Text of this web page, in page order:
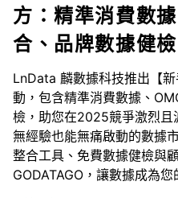
方：精準消費數
合、品牌數據健檢
LnData 麟數據科技推出【
動，包含精準消費數據、
檢，助您在2025競爭激烈且
無經驗也能無痛啟動的數據
整合工具、免費數據健檢與
GODATAGO，讓數據成為您